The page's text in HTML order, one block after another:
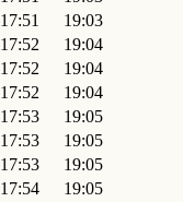
17:51
19:03
17:52
19:04
17:52
19:04
17:52
19:04
17:53
19:05
17:53
19:05
17:53
19:05
17:54
19:05